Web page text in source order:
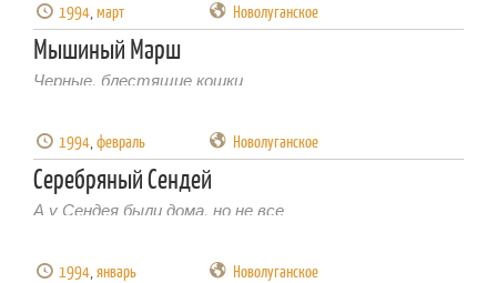
1994,март Новолуганское
Мышиный Марш
Черные, блестящие кошки
1994,февраль Новолуганское
Серебряный Сендей
А у Сендея были дома, но не все
1994,январь Новолуганское